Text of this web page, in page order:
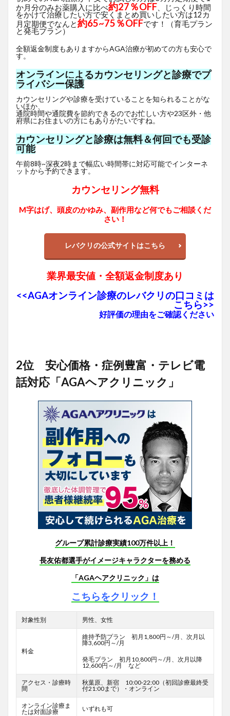
か月分のみお薬購入に比べ約27％OFF 、じっくり時間
をかけて治療したい方で安くまとめ買いしたい方は12カ
月定期便でなんと約65~75％OFFです！（育毛プラン
と発毛プラン）
全額返金制度もありますからAGA治療が初めての方も安心で
す。
オンラインによるカウンセリングと診療でプ
ライバシー保護
カウンセリングや診療を受けていることを知られることがな
いほか、
通院時間や通院費を節約できるのでお忙しい方や23区外・他
府県にお住まいの方にもありがたいですね。
カウンセリングと診療は無料＆何回でも受診
可能
午前8時~深夜2時まで幅広い時間帯に対応可能でインターネ
ットから予約できます。
カウンセリング無料
M字はげ、頭皮のかゆみ、副作用など何でもご相談くだ
さい！
レバクリの公式サイトはこちら
業界最安値・全額返金制度あり
<<AGAオンライン診療のレバクリの口コミは
こちら>>
好評価の理由をご確認ください
2位 安心価格・症例豊富・テレビ電
話対応「AGAヘアクリニック」
グループ累計診療実績100万件以上！
長友佑都選手がイメージキャラクターを務める
「AGAヘアクリニック」は
こちらをクリック！
対象性別 男性、女性
料金
維持予防プラン 初月1,800円～/月、次月以
降3,600円～/月
発毛プラン 初月10,800円～/月、次月以降
12,600円～/月 など
アクセス・診療時
間
秋葉原、新宿 10:00-22:00（初回診療最終受
付21:00まで）・オンライン
オンライン診療ま
たは対面診療
いずれも可